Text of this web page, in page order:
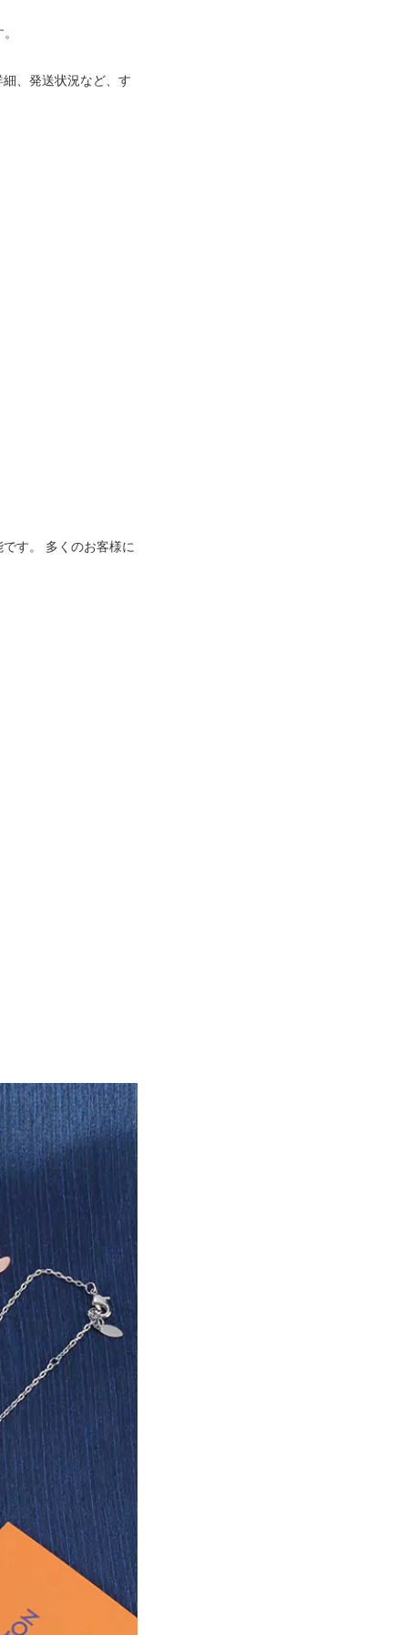
、発送状況など、す
す。 多くのお客様に